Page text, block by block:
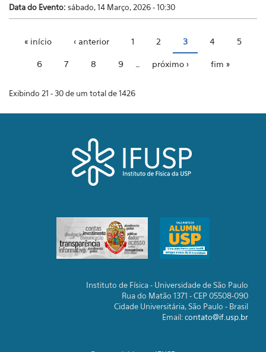
Data do Evento: sábado, 14 Março, 2026 - 10:30
« início ‹ anterior 1 2 3 4 5
6 7 8 9 próximo › fim »
Exibindo 21 - 30 de um total de 1426
Instituto de Física - Universidade de São Paulo
Rua do Matão 1371 - CEP 05508-090
Cidade Universitária, São Paulo - Brasil
Email:contato@if.usp.br